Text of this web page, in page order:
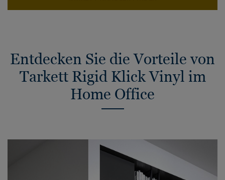
Entdecken Sie die Vorteile von
Tarkett Rigid Klick Vinyl im
Home Office